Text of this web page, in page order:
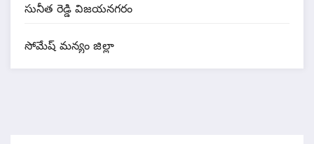
సునీత రెడ్డి విజయనగరం
సోమేష్ మన్యం జిల్లా